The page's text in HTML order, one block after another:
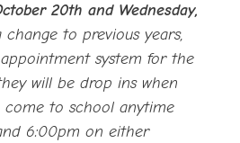
20th and Wednesday,
to previous years,
system for the
will be drop ins when
to school anytime
6:00pm on either